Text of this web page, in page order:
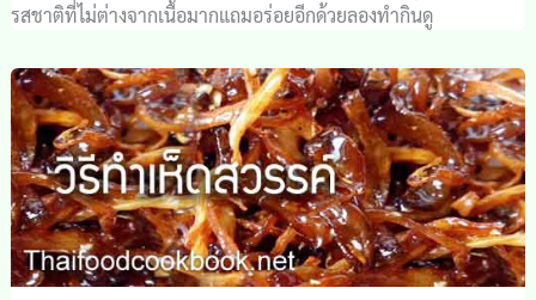
รสชาติที่ไม่ต่างจากเนื้อมากแถมอร่อยอีกด้วยลองทำกินดู